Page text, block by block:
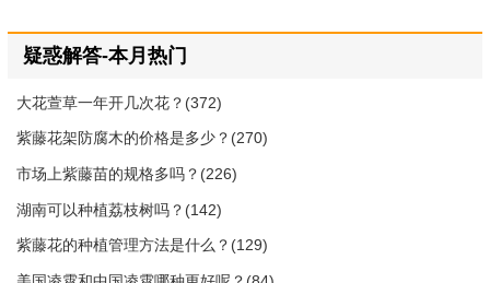
疑惑解答-本月热门
大花萱草一年开几次花？(372)
紫藤花架防腐木的价格是多少？(270)
市场上紫藤苗的规格多吗？(226)
湖南可以种植荔枝树吗？(142)
紫藤花的种植管理方法是什么？(129)